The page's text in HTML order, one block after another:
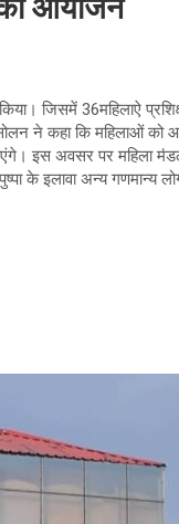
का आयोजन
किया। जिसमें 36महिलाऐ
ने कहा कि महिलाओं को
इस अवसर पर महिला
के इलावा अन्य गणमान्य